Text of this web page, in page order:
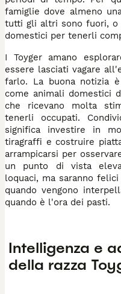
famiglie dove almeno
tutti gli altri sono fuori, o
domestici per tenerli
I Toyger amano
essere lasciati vagare
farlo. La buona notizia
come animali domestici
che ricevano molta
tenerli occupati.
significa investire in
tiragraffi e costruire
arrampicarsi per
un punto di vista
loquaci, ma saranno
quando vengono
quando è l'ora dei pasti.
Intelligenza e
della